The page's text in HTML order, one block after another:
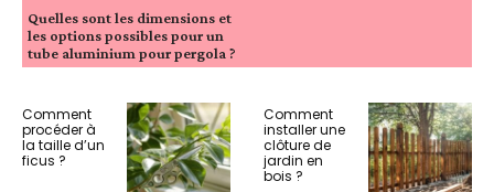
Quelles sont les dimensions et
les options possibles pour un
tube aluminium pour pergola ?
Comment
procéder à
la taille d’un
ficus ?
Comment
installer une
clôture de
jardin en
bois ?